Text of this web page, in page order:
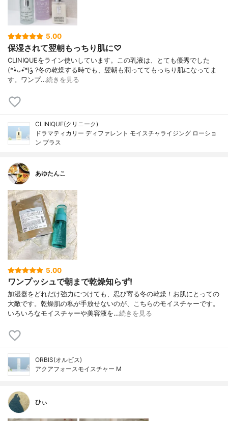
5.00
保湿されて翌朝もっちり肌に♡
CLINIQUEをライン使いしています。この乳液は、とても優秀でした
(*•̀ᴗ•́*)و ̑̑?冬の乾燥する時でも、翌朝も潤っててもっちり肌になってま
す。ワンプ…続きを見る
CLINIQUE(クリニーク)
ドラマティカリー ディファレント モイスチャライジング ローショ
ン プラス
あゆたんこ
5.00
ワンプッシュで朝まで乾燥知らず!
加湿器をどれだけ強力につけても、忍び寄る冬の乾燥！お肌にとっての
大敵です。乾燥肌の私が手放せないのが、こちらのモイスチャーです。
いろいろなモイスチャーや美容液を…続きを見る
ORBIS(オルビス)
アクアフォースモイスチャー M
ひぃ